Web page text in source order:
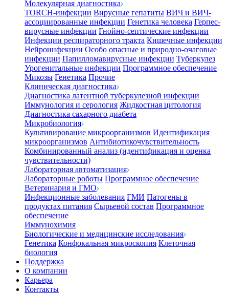
Молекулярная диагностика
TORCH-инфекции Вирусные гепатиты ВИЧ и ВИЧ-
ассоциированные инфекции Генетика человека Герпес-
вирусные инфекции Гнойно-септические инфекции
Инфекции респираторного тракта Кишечные инфекции
Нейроинфекции Особо опасные и природно-очаговые
инфекции Папилломавирусные инфекции Туберкулез
Урогенитальные инфекции Программное обеспечение
Микозы Генетика Прочие
Клиническая диагностика
Диагностика латентной туберкулезной инфекции
Иммунология и серология Жидкостная цитология
Диагностика сахарного диабета
Микробиология
Культивирование микроорганизмов Идентификация
микроорганизмов Антибиотикочувствительность
Комбинированный анализ (идентификация и оценка
чувствительности)
Лабораторная автоматизация
Лабораторные роботы Программное обеспечение
Ветеринария и ГМО
Инфекционные заболевания ГМИ Патогены в
продуктах питания Сырьевой состав Программное
обеспечение
Иммунохимия
Биологические и медицинские исследования
Генетика Конфокальная микроскопия Клеточная
биология
Поддержка
О компании
Карьера
Контакты